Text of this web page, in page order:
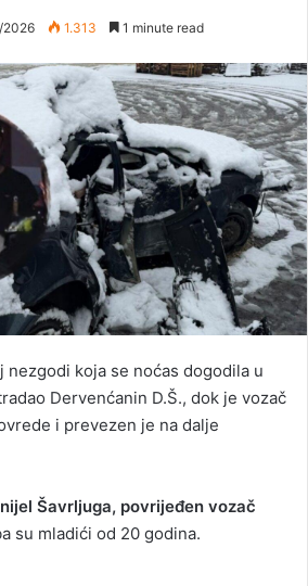
1.313 1 minute read
nezgodi koja se noćas dogodila u
Dervenćanin D.Š., dok je vozač
i prevezen je na dalje
Šavrljuga, povrijeđen vozač
su mladići od 20 godina.